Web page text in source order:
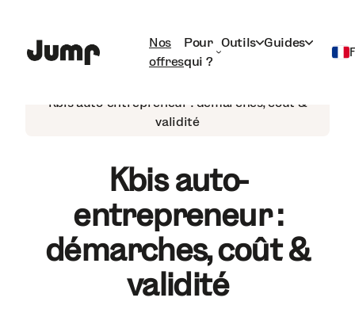
Nos
offres
Pour
qui ?
Outils Guides
Kbis auto-entrepreneur : démarches, coût &
validité
Kbis auto-
entrepreneur :
démarches, coût &
validité